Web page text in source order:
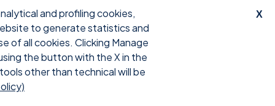
X
and profiling cookies,
to generate statistics and
of all cookies. Clicking Manage
the button with the X in the
other than technical will be
Download Anmeldung